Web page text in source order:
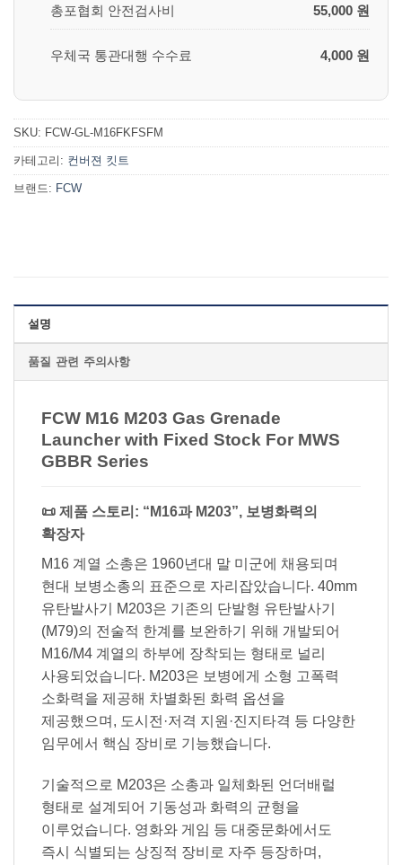
총포협회 안전검사비 55,000 원
우체국 통관대행 수수료 4,000 원
SKU: FCW-GL-M16FKFSFM
카테고리: 컨버젼 킷트
브랜드: FCW
설명
품질 관련 주의사항
FCW M16 M203 Gas Grenade
Launcher with Fixed Stock For MWS
GBBR Series
📜 제품 스토리: “M16과 M203”, 보병화력의
확장자
M16 계열 소총은 1960년대 말 미군에 채용되며
현대 보병소총의 표준으로 자리잡았습니다. 40mm
유탄발사기 M203은 기존의 단발형 유탄발사기
(M79)의 전술적 한계를 보완하기 위해 개발되어
M16/M4 계열의 하부에 장착되는 형태로 널리
사용되었습니다. M203은 보병에게 소형 고폭력
소화력을 제공해 차별화된 화력 옵션을
제공했으며, 도시전·저격 지원·진지타격 등 다양한
임무에서 핵심 장비로 기능했습니다.
기술적으로 M203은 소총과 일체화된 언더배럴
형태로 설계되어 기동성과 화력의 균형을
이루었습니다. 영화와 게임 등 대중문화에서도
즉시 식별되는 상징적 장비로 자주 등장하며,